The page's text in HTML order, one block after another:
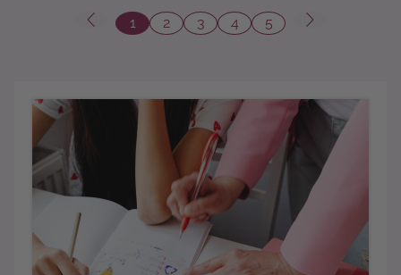
Mehr...
Seite
1
Seite
2
Seite
3
Seite
4
Seite
5